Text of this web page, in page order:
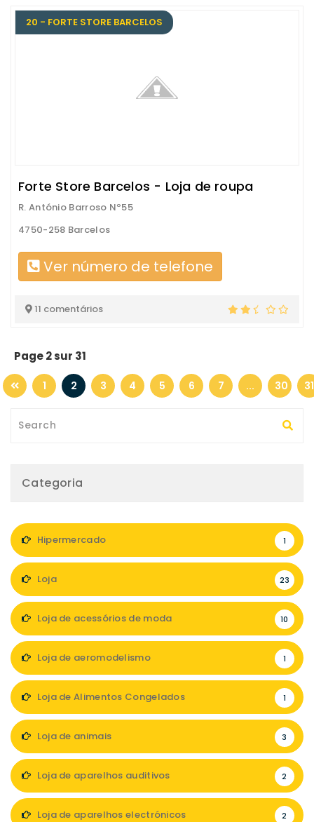
20 - FORTE STORE BARCELOS
Forte Store Barcelos - Loja de roupa
R. António Barroso Nº55
4750-258 Barcelos
Ver número de telefone
11 comentários
Page 2 sur 31
1 2 3 4 5 6 7 ... 30 31
Categoria
Hipermercado 1
Loja 23
Loja de acessórios de moda 10
Loja de aeromodelismo 1
Loja de Alimentos Congelados 1
Loja de animais 3
Loja de aparelhos auditivos 2
Loja de aparelhos electrónicos 2